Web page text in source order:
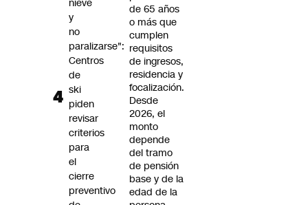
de 65 años
o más que
cumplen
requisitos
de ingresos,
residencia y
focalización.
Desde
2026, el
monto
depende
del tramo
de pensión
base y de la
edad de la
nieve
y
no
paralizarse":
Centros
de
ski
piden
revisar
criterios
para
el
cierre
preventivo